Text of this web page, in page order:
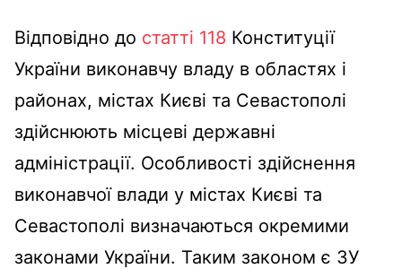
Відповідно до статті 118 Конституції
України виконавчу владу в областях і
районах, містах Києві та Севастополі
здійснюють місцеві державні
адміністрації. Особливості здійснення
виконавчої влади у містах Києві та
Севастополі визначаються окремими
законами України. Таким законом є ЗУ